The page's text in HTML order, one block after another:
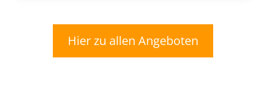
Hier zu allen Angeboten